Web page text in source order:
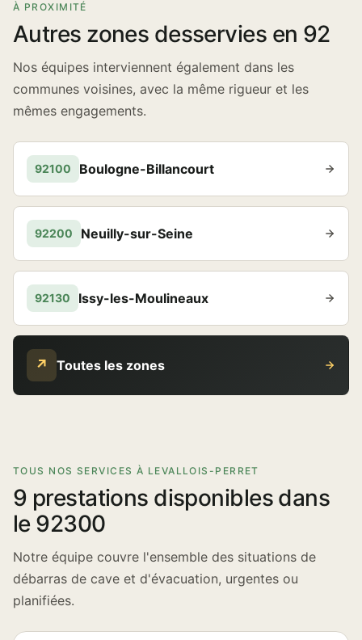
À PROXIMITÉ
Autres zones desservies en 92
Nos équipes interviennent également dans les
communes voisines, avec la même rigueur et les
mêmes engagements.
92100 Boulogne-Billancourt
92200 Neuilly-sur-Seine
92130 Issy-les-Moulineaux
↗ Toutes les zones
TOUS NOS SERVICES À LEVALLOIS-PERRET
9 prestations disponibles dans
le 92300
Notre équipe couvre l'ensemble des situations de
débarras de cave et d'évacuation, urgentes ou
planifiées.